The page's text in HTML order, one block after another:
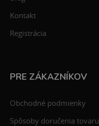
Kontakt
Registrácia
PRE ZÁKAZNÍKOV
Obchodné podmienky
Spôsoby doručenia tovaru